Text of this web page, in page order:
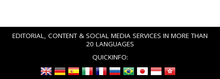
EDITORIAL, CONTENT & SOCIAL MEDIA SERVICES IN MORE THAN
20 LANGUAGES
QUICKINFO: